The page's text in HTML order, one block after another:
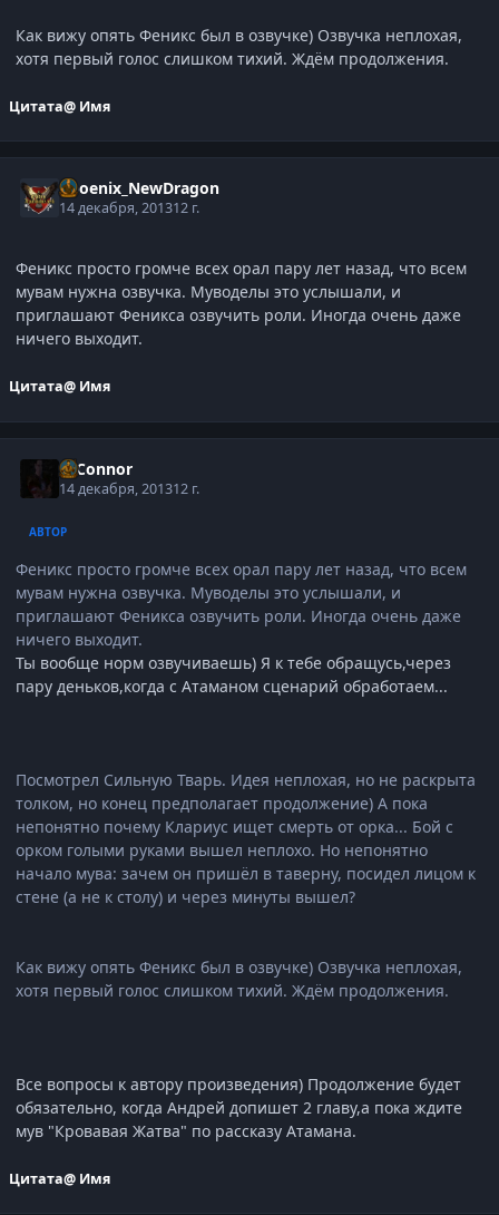
Как вижу опять Феникс был в озвучке) Озвучка неплохая,
хотя первый голос слишком тихий. Ждём продолжения.
Цитата@ Имя
Phoenix_NewDragon
14 декабря, 201312 г.
Феникс просто громче всех орал пару лет назад, что всем
мувам нужна озвучка. Муводелы это услышали, и
приглашают Феникса озвучить роли. Иногда очень даже
ничего выходит.
Цитата@ Имя
O'Connor
14 декабря, 201312 г.
АВТОР
Феникс просто громче всех орал пару лет назад, что всем
мувам нужна озвучка. Муводелы это услышали, и
приглашают Феникса озвучить роли. Иногда очень даже
ничего выходит.
Ты вообще норм озвучиваешь) Я к тебе обращусь,через
пару деньков,когда с Атаманом сценарий обработаем...
Посмотрел Сильную Тварь. Идея неплохая, но не раскрыта
толком, но конец предполагает продолжение) А пока
непонятно почему Клариус ищет смерть от орка... Бой с
орком голыми руками вышел неплохо. Но непонятно
начало мува: зачем он пришёл в таверну, посидел лицом к
стене (а не к столу) и через минуты вышел?
Как вижу опять Феникс был в озвучке) Озвучка неплохая,
хотя первый голос слишком тихий. Ждём продолжения.
Все вопросы к автору произведения) Продолжение будет
обязательно, когда Андрей допишет 2 главу,а пока ждите
мув "Кровавая Жатва" по рассказу Атамана.
Цитата@ Имя